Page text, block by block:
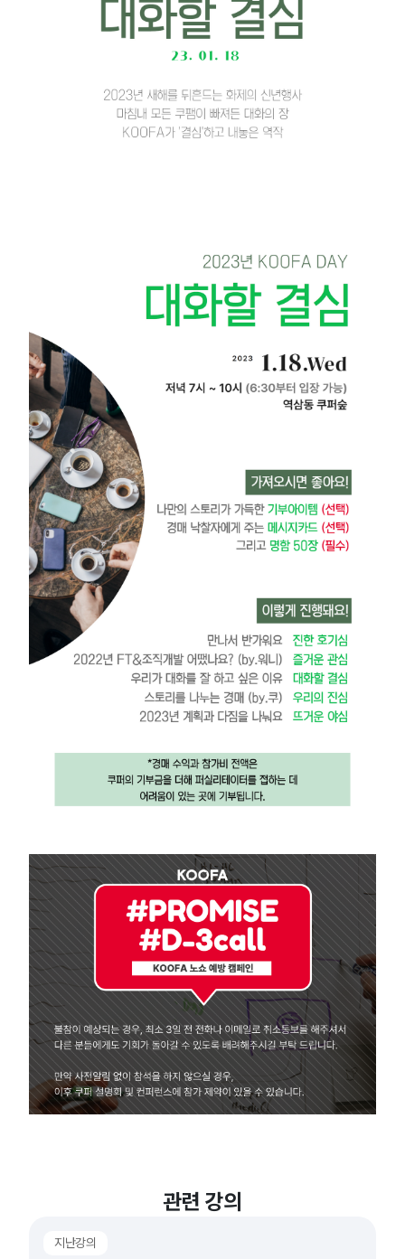
관련 강의
지난강의